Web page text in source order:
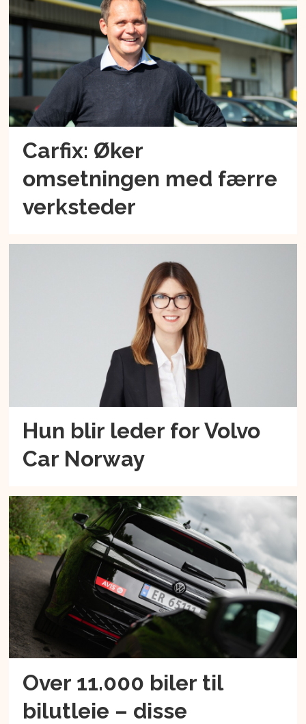
Carfix: Øker
omsetningen med færre
verksteder
Hun blir leder for Volvo
Car Norway
Over 11.000 biler til
bilutleie – disse